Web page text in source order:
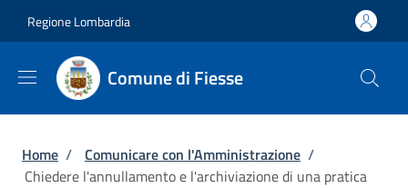
Regione Lombardia
Comune di Fiesse
Briciole di pane
Home / Comunicare con l'Amministrazione /
Chiedere l'annullamento e l'archiviazione di una pratica